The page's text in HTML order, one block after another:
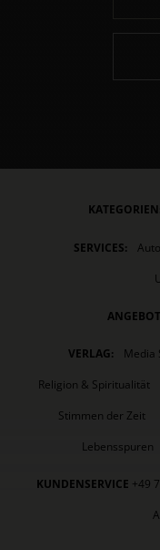
KATEGORIEN:
SERVICES:
VERLAG:
Media
Religion & Spiritualität
Stimmen der Zeit
Lebensspuren
KUNDENSERVICE +49